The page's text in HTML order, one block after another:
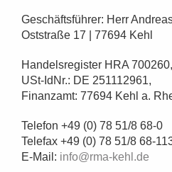
Geschäftsführer: Herr
Oststraße 17 | 77694 Kehl
Handelsregister HRA
USt-IdNr.: DE 251112961,
Finanzamt: 77694 Kehl a.
Telefon +49 (0) 78 51/8 68-0
Telefax +49 (0) 78 51/8 68-
E-Mail: info@rma-kehl.de